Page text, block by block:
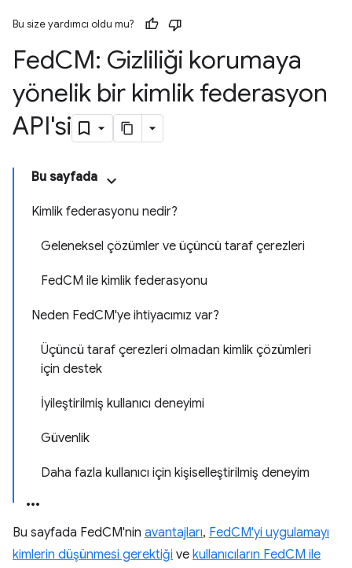
Bu size yardımcı oldu mu?
FedCM: Gizliliği korumaya
yönelik bir kimlik federasyon
API'si
Bu sayfada
Kimlik federasyonu nedir?
Geleneksel çözümler ve üçüncü taraf çerezleri
FedCM ile kimlik federasyonu
Neden FedCM'ye ihtiyacımız var?
Üçüncü taraf çerezleri olmadan kimlik çözümleri
için destek
İyileştirilmiş kullanıcı deneyimi
Güvenlik
Daha fazla kullanıcı için kişiselleştirilmiş deneyim
Bu sayfada FedCM'nin avantajları, FedCM'yi uygulamayı
kimlerin düşünmesi gerektiği ve kullanıcıların FedCM ile